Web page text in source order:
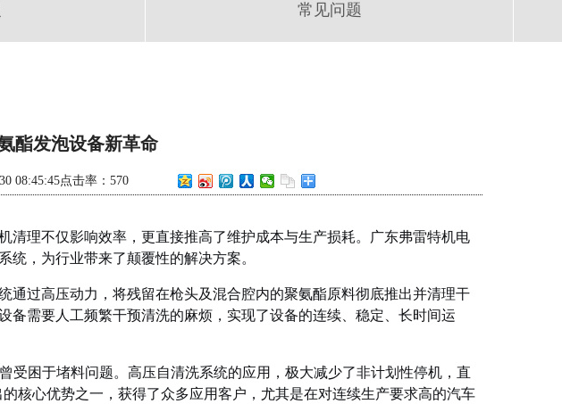
常见问题
酯发泡设备新革命
08:45:45点击率：570
理不仅影响效率，更直接推高了维护成本与生产损耗。广东弗雷特机电
，为行业带来了颠覆性的解决方案。
过高压动力，将残留在枪头及混合腔内的聚氨酯原料彻底推出并清理干
需要人工频繁干预清洗的麻烦，实现了设备的连续、稳定、长时间运
受困于堵料问题。高压自清洗系统的应用，极大减少了非计划性停机，直
核心优势之一，获得了众多应用客户，尤其是在对连续生产要求高的汽车